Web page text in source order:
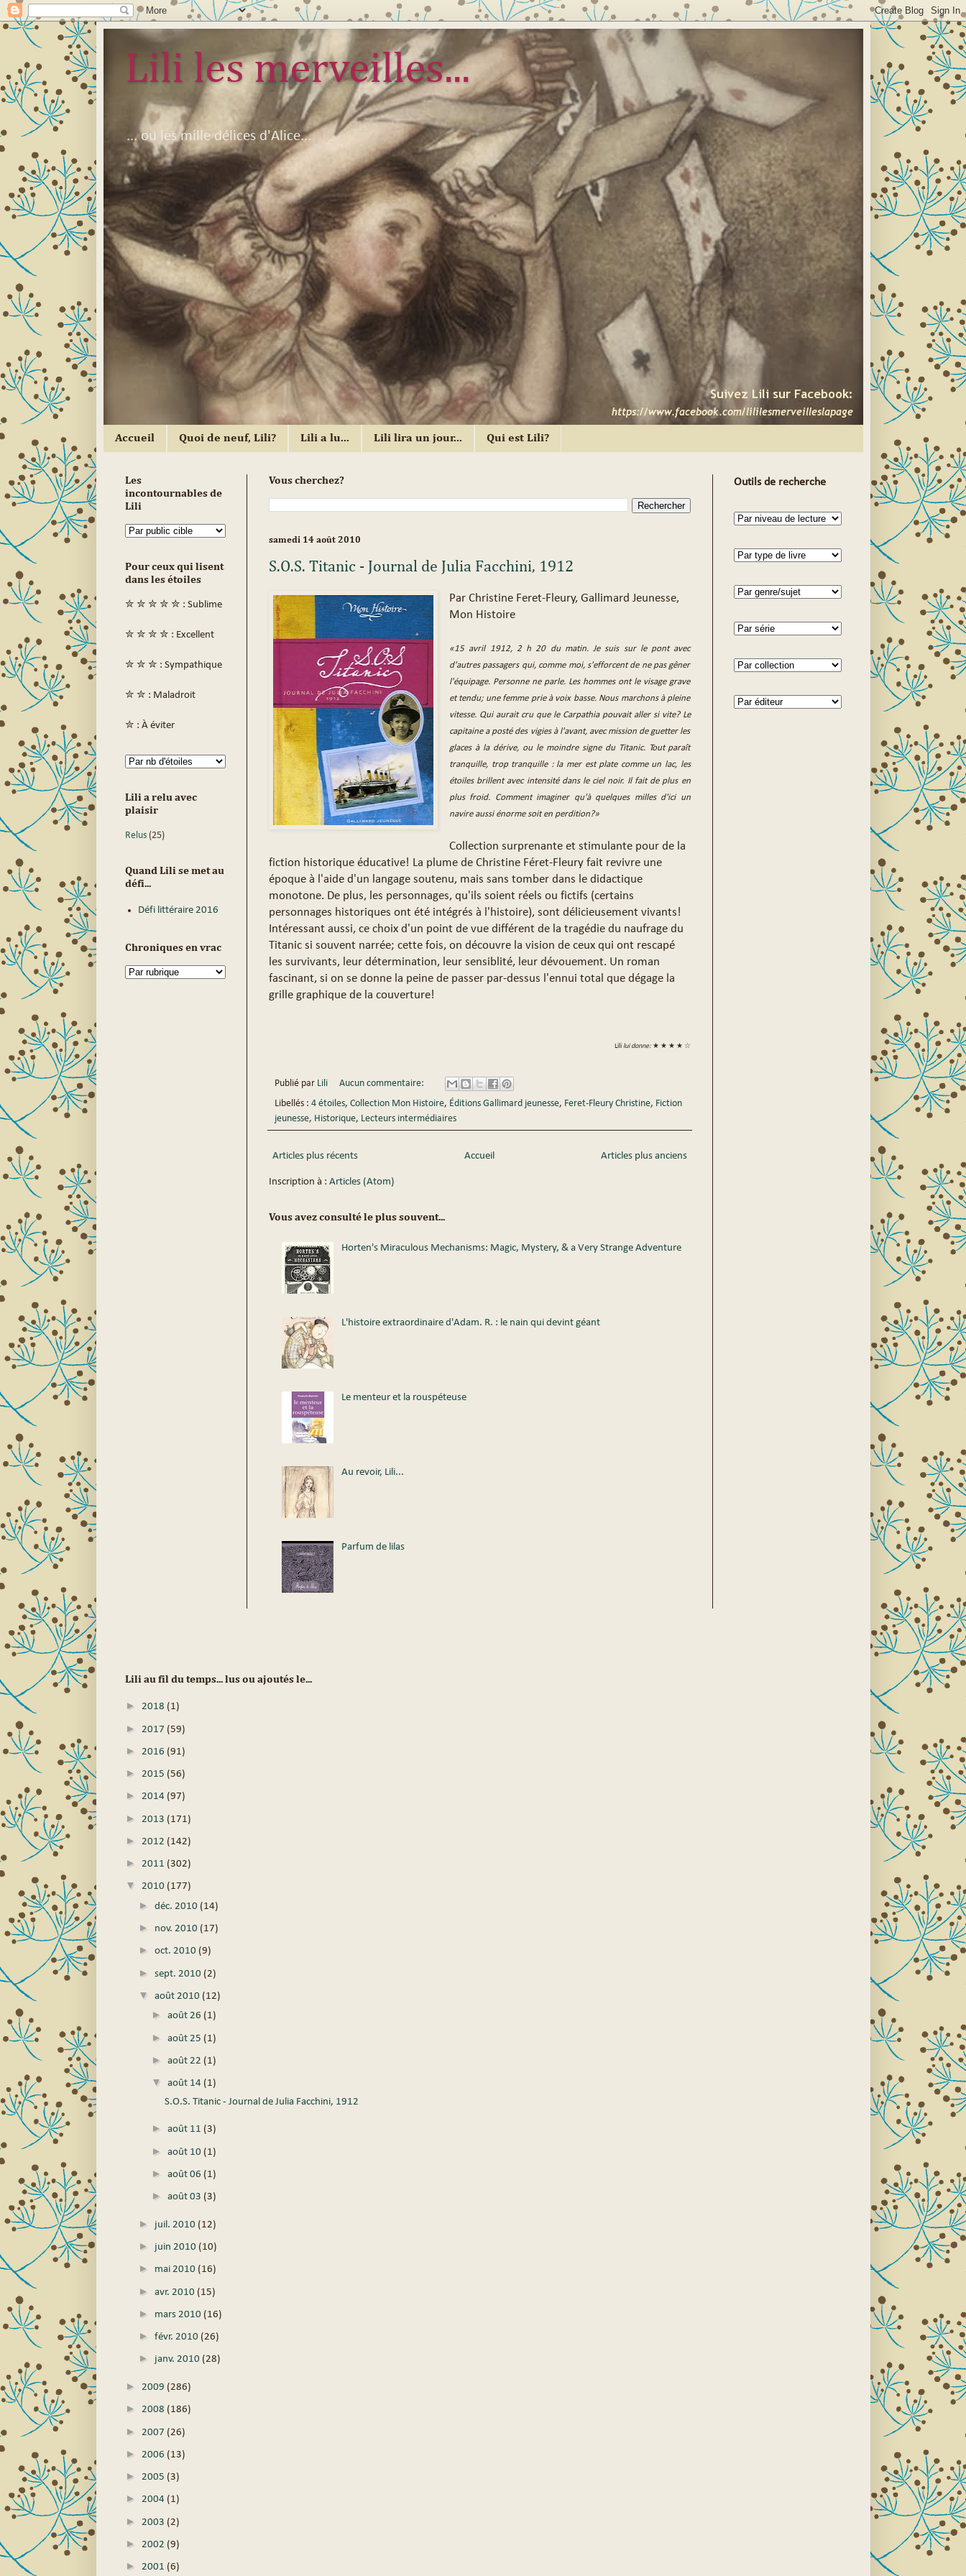
Lili les merveilles...
... ou les mille délices d'Alice...
Accueil Quoi de neuf, Lili? Lili a lu... Lili lira un jour... Qui est Lili?
Vous cherchez?
samedi 14 août 2010
S.O.S. Titanic - Journal de Julia Facchini, 1912
Par Christine Feret-Fleury, Gallimard Jeunesse,
Mon Histoire
«15 avril 1912, 2 h 20 du matin. Je suis sur le pont avec
d'autres passagers qui, comme moi, s'efforcent de ne pas gêner
l'équipage. Personne ne parle. Les hommes ont le visage grave
et tendu; une femme prie à voix basse. Nous marchons à pleine
vitesse. Qui aurait cru que le Carpathia pouvait aller si vite? Le
capitaine a posté des vigies à l'avant, avec mission de guetter les
glaces à la dérive, ou le moindre signe du Titanic. Tout paraît
tranquille, trop tranquille : la mer est plate comme un lac, les
étoiles brillent avec intensité dans le ciel noir. Il fait de plus en
plus froid. Comment imaginer qu'à quelques milles d'ici un
navire aussi énorme soit en perdition?»
Collection surprenante et stimulante pour de la
fiction historique éducative! La plume de Christine Féret-Fleury fait revivre une
époque à l'aide d'un langage soutenu, mais sans tomber dans le didactique
monotone. De plus, les personnages, qu'ils soient réels ou fictifs (certains
personnages historiques ont été intégrés à l'histoire), sont délicieusement vivants!
Intéressant aussi, ce choix d'un point de vue différent de la tragédie du naufrage du
Titanic si souvent narrée; cette fois, on découvre la vision de ceux qui ont rescapé
les survivants, leur détermination, leur sensiblité, leur dévouement. Un roman
fascinant, si on se donne la peine de passer par-dessus l'ennui total que dégage la
grille graphique de la couverture!
Lililui donne: ★ ★ ★ ★ ☆
Publié par Lili Aucun commentaire:
Libellés : 4 étoiles, Collection Mon Histoire, Éditions Gallimard jeunesse, Feret-Fleury Christine, Fiction
jeunesse, Historique, Lecteurs intermédiaires
Articles plus récents Articles plus anciens
Accueil
Inscription à : Articles (Atom)
Vous avez consulté le plus souvent...
Horten's Miraculous Mechanisms: Magic, Mystery, & a Very Strange Adventure
L'histoire extraordinaire d'Adam. R. : le nain qui devint géant
Le menteur et la rouspéteuse
Au revoir, Lili...
Parfum de lilas
Les
incontournables de
Lili
Pour ceux qui lisent
dans les étoiles
✮ ✮ ✮ ✮ ✮ : Sublime
✮ ✮ ✮ ✮ : Excellent
✮ ✮ ✮ : Sympathique
✮ ✮ : Maladroit
✮ : À éviter
Lili a relu avec
plaisir
Relus (25)
Quand Lili se met au
défi...
Défi littéraire 2016
Chroniques en vrac
Outils de recherche
Lili au fil du temps... lus ou ajoutés le...
► 2018 (1)
► 2017 (59)
► 2016 (91)
► 2015 (56)
► 2014 (97)
► 2013 (171)
► 2012 (142)
► 2011 (302)
▼ 2010 (177)
► déc. 2010 (14)
► nov. 2010 (17)
► oct. 2010 (9)
► sept. 2010 (2)
▼ août 2010 (12)
► août 26 (1)
► août 25 (1)
► août 22 (1)
▼ août 14 (1)
S.O.S. Titanic - Journal de Julia Facchini, 1912
► août 11 (3)
► août 10 (1)
► août 06 (1)
► août 03 (3)
► juil. 2010 (12)
► juin 2010 (10)
► mai 2010 (16)
► avr. 2010 (15)
► mars 2010 (16)
► févr. 2010 (26)
► janv. 2010 (28)
► 2009 (286)
► 2008 (186)
► 2007 (26)
► 2006 (13)
► 2005 (3)
► 2004 (1)
► 2003 (2)
► 2002 (9)
► 2001 (6)